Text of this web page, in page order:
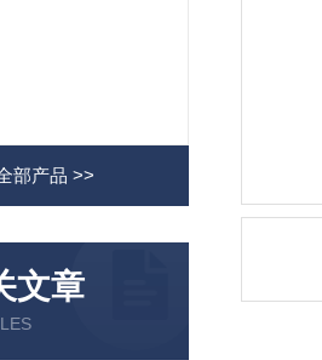
部产品 >>
文章